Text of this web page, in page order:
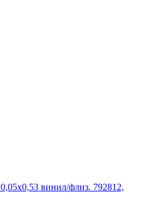
винил/флиз. 792812,